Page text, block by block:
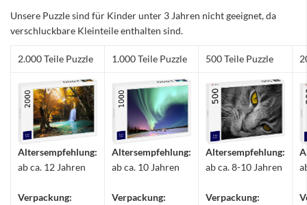
Unsere Puzzle sind für Kinder unter 3 Jahren nicht geeignet, da
verschluckbare Kleinteile enthalten sind.
2.000 Teile Puzzle 1.000 Teile Puzzle 500 Teile Puzzle
Altersempfehlung:
ab ca. 12 Jahren
Verpackung:
Altersempfehlung:
ab ca. 10 Jahren
Verpackung:
Altersempfehlung:
ab ca. 8-10 Jahren
Verpackung: